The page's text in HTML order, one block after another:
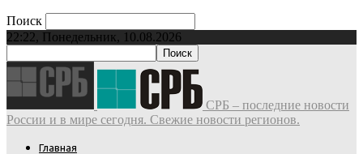
Поиск
22:22, Понедельник, 10.08.2026
СРБ – последние новости
России и в мире сегодня. Свежие новости регионов.
Главная